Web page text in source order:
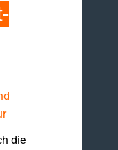
die